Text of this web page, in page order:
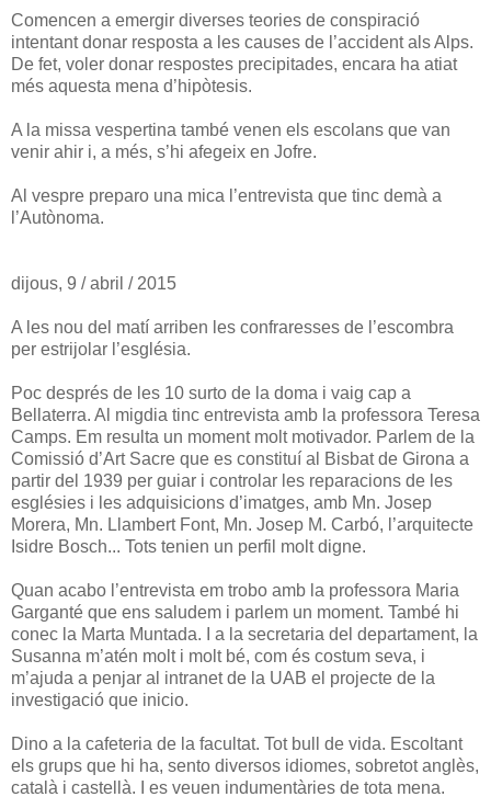
Comencen a emergir diverses teories de conspiració
intentant donar resposta a les causes de l’accident als Alps.
De fet, voler donar respostes precipitades, encara ha atiat
més aquesta mena d’hipòtesis.
A la missa vespertina també venen els escolans que van
venir ahir i, a més, s’hi afegeix en Jofre.
Al vespre preparo una mica l’entrevista que tinc demà a
l’Autònoma.
dijous, 9 / abril / 2015
A les nou del matí arriben les confraresses de l’escombra
per estrijolar l’església.
Poc després de les 10 surto de la doma i vaig cap a
Bellaterra. Al migdia tinc entrevista amb la professora Teresa
Camps. Em resulta un moment molt motivador. Parlem de la
Comissió d’Art Sacre que es constituí al Bisbat de Girona a
partir del 1939 per guiar i controlar les reparacions de les
esglésies i les adquisicions d’imatges, amb Mn. Josep
Morera, Mn. Llambert Font, Mn. Josep M. Carbó, l’arquitecte
Isidre Bosch... Tots tenien un perfil molt digne.
Quan acabo l’entrevista em trobo amb la professora Maria
Garganté que ens saludem i parlem un moment. També hi
conec la Marta Muntada. I a la secretaria del departament, la
Susanna m’atén molt i molt bé, com és costum seva, i
m’ajuda a penjar al intranet de la UAB el projecte de la
investigació que inicio.
Dino a la cafeteria de la facultat. Tot bull de vida. Escoltant
els grups que hi ha, sento diversos idiomes, sobretot anglès,
català i castellà. I es veuen indumentàries de tota mena.